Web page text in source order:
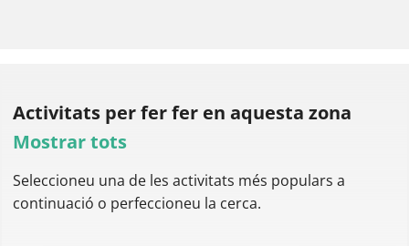
Activitats per ferfer en aquesta zona
Mostrar tots
Seleccioneu una de les activitats més populars a
continuació o perfeccioneu la cerca.